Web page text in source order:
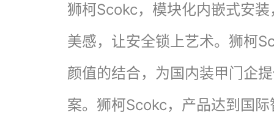
狮柯Scokc，模块化内嵌式安
美感，让安全锁上艺术。狮柯
颜值的结合，为国内装甲门企
案。狮柯Scokc，产品达到国